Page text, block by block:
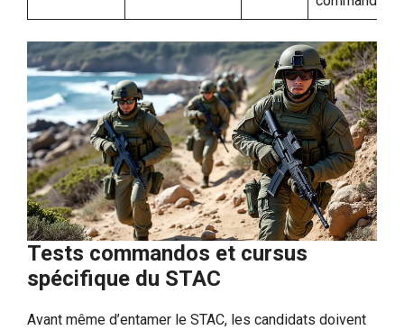
Tests commandos et cursus
spécifique du STAC
Avant même d’entamer le STAC, les candidats doivent